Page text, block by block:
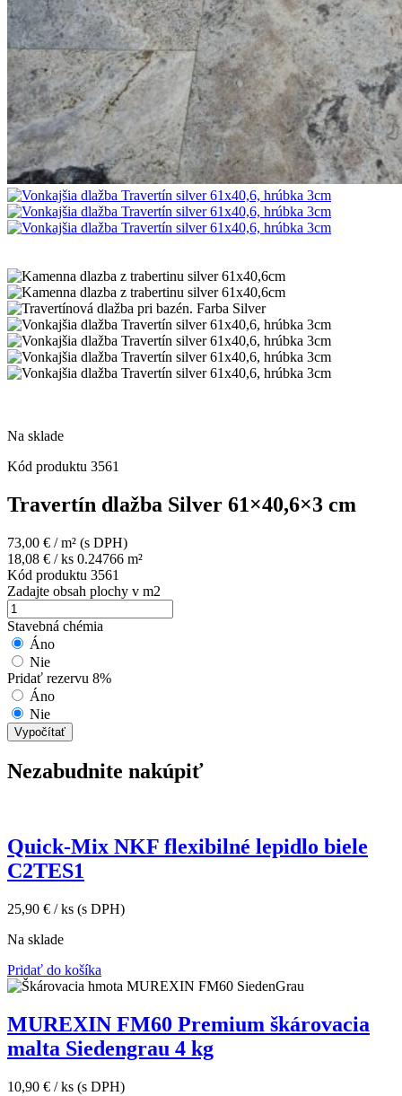
Na sklade
Kód produktu 3561
Travertín dlažba Silver 61×40,6×3 cm
73,00 € / m² (s DPH)
18,08 € / ks 0.24766 m²
Kód produktu 3561
Zadajte obsah plochy v m2
Stavebná chémia
Áno
Nie
Pridať rezervu 8%
Áno
Nie
Vypočítať
Nezabudnite nakúpiť
Quick-Mix NKF flexibilné lepidlo biele
C2TES1
25,90 € / ks (s DPH)
Na sklade
Pridať do košíka
MUREXIN FM60 Premium škárovacia
malta Siedengrau 4 kg
10,90 € / ks (s DPH)